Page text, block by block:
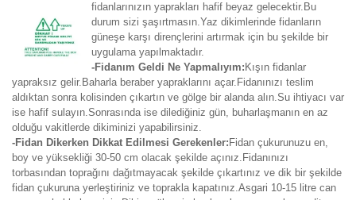
fidanlarınızın yaprakları hafif beyaz gelecektir.Bu
durum sizi şaşırtmasın.Yaz dikimlerinde fidanların
güneşe karşı dirençlerini artırmak için bu şekilde bir
uygulama yapılmaktadır.
-Fidanım Geldi Ne Yapmalıyım: Kışın fidanlar
yapraksız gelir.Baharla beraber yapraklarını açar.Fidanınızı teslim
aldıktan sonra kolisinden çıkartın ve gölge bir alanda alın.Su ihtiyacı var
ise hafif sulayın.Sonrasında ise dilediğiniz gün, buharlaşmanın en az
olduğu vakitlerde dikiminizi yapabilirsiniz.
-Fidan Dikerken Dikkat Edilmesi Gerekenler: Fidan çukurunuzu en,
boy ve yüksekliği 30-50 cm olacak şekilde açınız.Fidanınızı
torbasından toprağını dağıtmayacak şekilde çıkartınız ve dik bir şekilde
fidan çukuruna yerleştiriniz ve toprakla kapatınız.Asgari 10-15 litre can